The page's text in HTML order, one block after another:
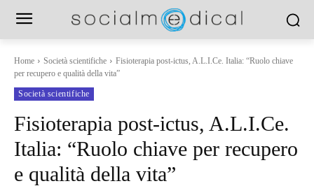
Home Società scientifiche
Fisioterapia post-ictus, A.L.I.Ce. Italia: “Ruolo chiave
per recupero e qualità della vita”
Società scientifiche
Fisioterapia post-ictus, A.L.I.Ce.
Italia: “Ruolo chiave per recupero
e qualità della vita”